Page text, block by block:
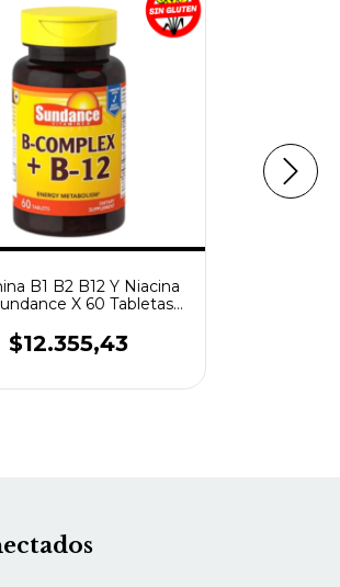
B1 B2 B12 Y Niacina
X 60 Tabletas
$12.355,43